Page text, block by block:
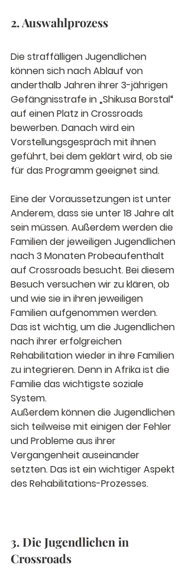
2. Auswahlprozess
Die straffälligen Jugendlichen
können sich nach Ablauf von
anderthalb Jahren ihrer 3-jährigen
Gefängnisstrafe in „Shikusa Borstal“
auf einen Platz in Crossroads
bewerben. Danach wird ein
Vorstellungsgespräch mit ihnen
geführt, bei dem geklärt wird, ob sie
für das Programm geeignet sind.
Eine der Voraussetzungen ist unter
Anderem, dass sie unter 18 Jahre alt
sein müssen. Außerdem werden die
Familien der jeweiligen Jugendlichen
nach 3 Monaten Probeaufenthalt
auf Crossroads besucht. Bei diesem
Besuch versuchen wir zu klären, ob
und wie sie in ihren jeweiligen
Familien aufgenommen werden.
Das ist wichtig, um die Jugendlichen
nach ihrer erfolgreichen
Rehabilitation wieder in ihre Familien
zu integrieren. Denn in Afrika ist die
Familie das wichtigste soziale
System.
Außerdem können die Jugendlichen
sich teilweise mit einigen der Fehler
und Probleme aus ihrer
Vergangenheit auseinander
setzten. Das ist ein wichtiger Aspekt
des Rehabilitations-Prozesses.
3. Die Jugendlichen in
Crossroads